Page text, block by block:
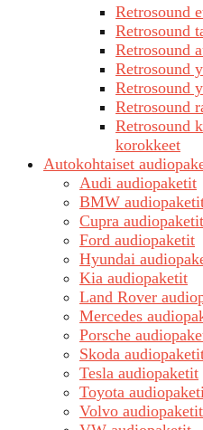
Retrosound
Retrosound
Retrosound
Retrosound
Retrosound
Retrosound
Retrosound
korokkeet
Autokohtaiset
Audi audiopaketit
BMW
Cupra audiopaketit
Ford audiopaketit
Hyundai
Kia audiopaketit
Land Rover
Mercedes
Porsche
Skoda
Tesla audiopaketit
Toyota
Volvo audiopaketit